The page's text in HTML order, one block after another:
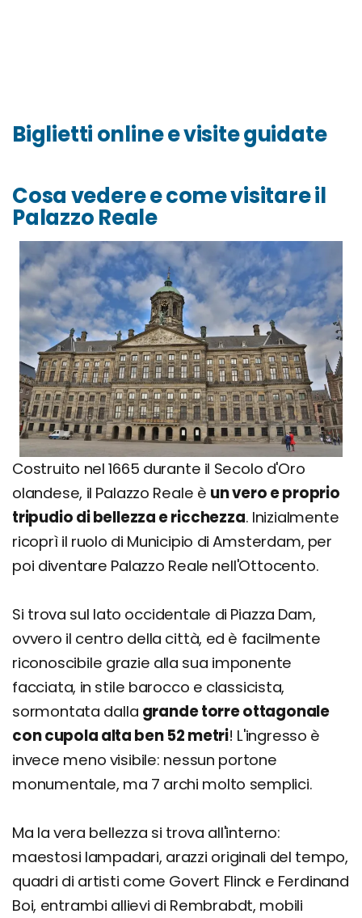
Biglietti online e visite guidate
Cosa vedere e come visitare il
Palazzo Reale
Costruito nel 1665 durante il Secolo d'Oro
olandese, il Palazzo Reale è un vero e proprio
tripudio di bellezza e ricchezza. Inizialmente
ricoprì il ruolo di Municipio di Amsterdam, per
poi diventare Palazzo Reale nell'Ottocento.
Si trova sul lato occidentale di Piazza Dam,
ovvero il centro della città, ed è facilmente
riconoscibile grazie alla sua imponente
facciata, in stile barocco e classicista,
sormontata dalla grande torre ottagonale
con cupola alta ben 52 metri! L'ingresso è
invece meno visibile: nessun portone
monumentale, ma 7 archi molto semplici.
Ma la vera bellezza si trova all'interno:
maestosi lampadari, arazzi originali del tempo,
quadri di artisti come Govert Flinck e Ferdinand
Boi, entrambi allievi di Rembrabdt, mobili